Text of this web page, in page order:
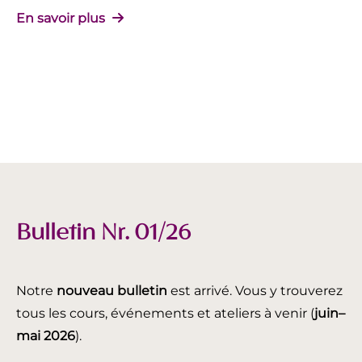
En savoir plus
Bulletin Nr. 01/26
Notre nouveau bulletin est arrivé. Vous y trouverez
tous les cours, événements et ateliers à venir (juin–
mai 2026).